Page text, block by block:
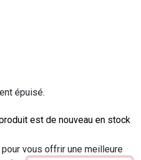
épuisé.
est de nouveau en stock
pour plus tard
vous offrir une meilleure